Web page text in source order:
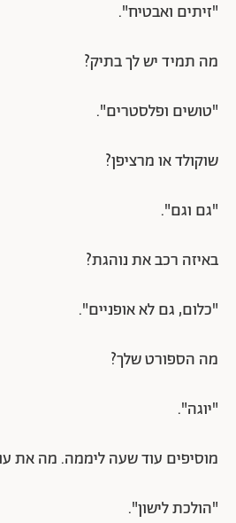
"זיתים ואבטיח".
מה תמיד יש לך בתיק?
"טושים ופלסטרים".
שוקולד או מרציפן?
"גם וגם".
באיזה רכב את נוהגת?
"כלום, גם לא אופניים".
מה הספורט שלך?
"יוגה".
מוסיפים עוד שעה ליממה. מה את
"הולכת לישון".